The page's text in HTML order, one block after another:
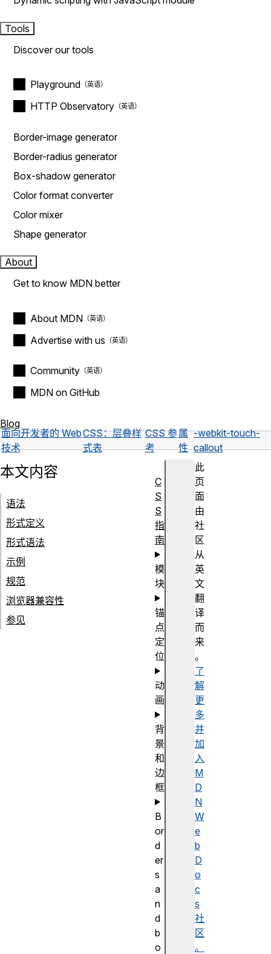
Tools
Discover our tools
Playground
HTTP Observatory
Border-image generator
Border-radius generator
Box-shadow generator
Color format converter
Color mixer
Shape generator
About
Get to know MDN better
About MDN
Advertise with us
Community
MDN on GitHub
Blog
面向开发者的 Web
技术
CSS：层叠样
式表
CSS 参
考
属
性
-webkit-touch-
callout
此
页
面
由
社
区
从
英
文
翻
译
而
来
。
了
解
更
多
并
加
入
M
D
N
W
e
b
D
o
c
s
社
区
。
本文内容
语法
形式定义
形式语法
示例
规范
浏览器兼容性
参见
C
S
S
指
南
模
块
锚
点
定
位
动
画
背
景
和
边
框
B
or
d
er
s
a
n
d
b
o